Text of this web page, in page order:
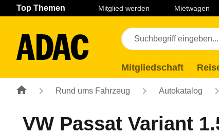
Navigation Seiteninhalt Fußzeile
Top Themen Mitglied werden Mietwagen
Mitgliedschaft
Rund ums Fahrzeug Autokatalog
VW Passat Variant